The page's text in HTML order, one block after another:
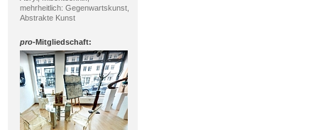
mehrheitlich: Gegenwartskunst,
Abstrakte Kunst
pro-Mitgliedschaft: